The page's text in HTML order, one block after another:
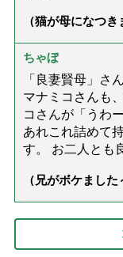
（猫が母になつ
ちゃぼ
「良妻賢母」さ
マナミコさんも
コさんが「うわ
あれこれ詰めて
す。 お二人とも
（兄がボケまし
達』が届きました